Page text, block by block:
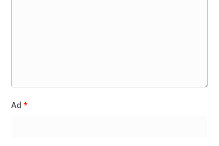
Ad *